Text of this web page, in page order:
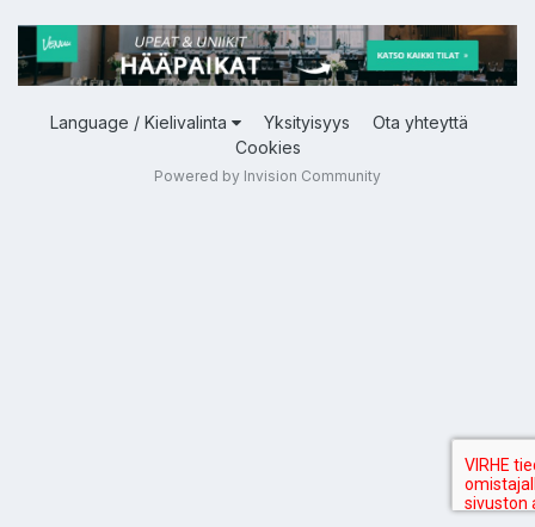
Language / Kielivalinta Yksityisyys
Ota yhteyttä
Cookies
Powered by Invision Community